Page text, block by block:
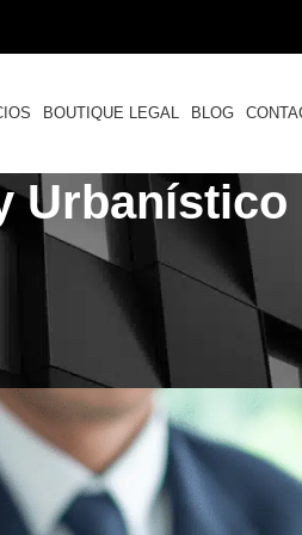
BOUTIQUE LEGAL BLOG
Urbanístico
CIVIL
Engañosa
jurídico
Activado 17 de mayo de 2023